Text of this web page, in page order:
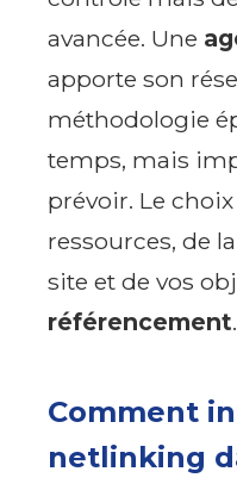
avancée. Une
apporte son
méthodologie
temps, mais
prévoir. Le
ressources, de
site et de vos
référencement.
Comment
netlinking